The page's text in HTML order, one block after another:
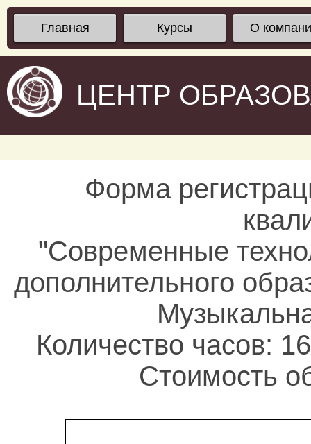
Главная Курсы О
ЦЕНТР
Форма
"Современные
дополнительного
Количество часов:
Стоимость